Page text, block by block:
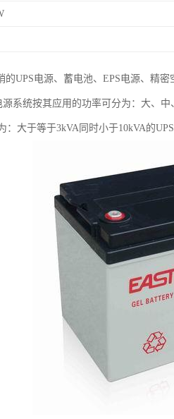
UPS电源、蓄电池、EPS电源、精
系统按其应用的功率可分为：大、
：大于等于3kVA同时小于10kVA的